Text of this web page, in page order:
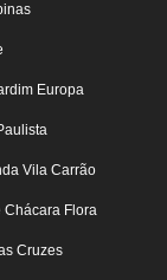
Europa
Vila Carrão
Chácara Flora
Cruzes